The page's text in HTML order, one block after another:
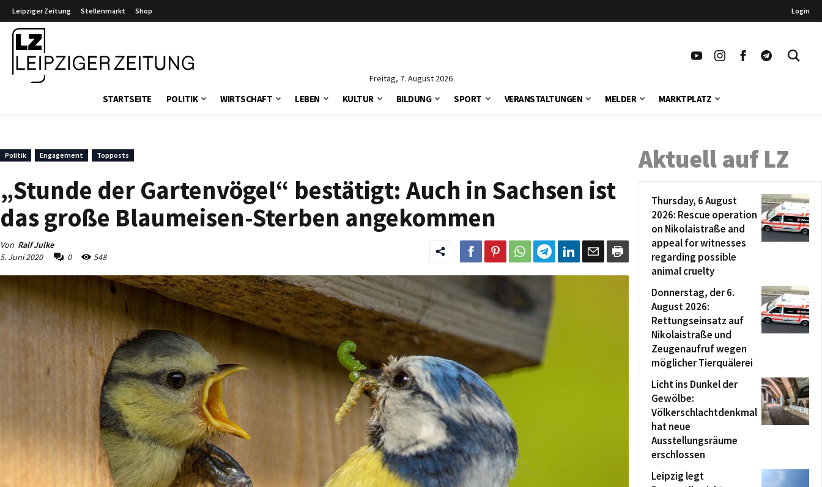
Leipziger Zeitung Stellenmarkt Shop Login
Freitag, 7. August 2026
STARTSEITE POLITIK WIRTSCHAFT LEBEN KULTUR BILDUNG SPORT VERANSTALTUNGEN MELDER MARKTPLATZ
Politik Engagement Topposts
„Stunde der Gartenvögel“ bestätigt: Auch in Sachsen ist
das große Blaumeisen-Sterben angekommen
Von Ralf Julke
5. Juni 2020
0 548
Aktuell auf LZ
Thursday, 6 August
2026: Rescue operation
on Nikolaistraße and
appeal for witnesses
regarding possible
animal cruelty
Donnerstag, der 6.
August 2026:
Rettungseinsatz auf
Nikolaistraße und
Zeugenaufruf wegen
möglicher Tierquälerei
Licht ins Dunkel der
Gewölbe:
Völkerschlachtdenkmal
hat neue
Ausstellungsräume
erschlossen
Leipzig legt